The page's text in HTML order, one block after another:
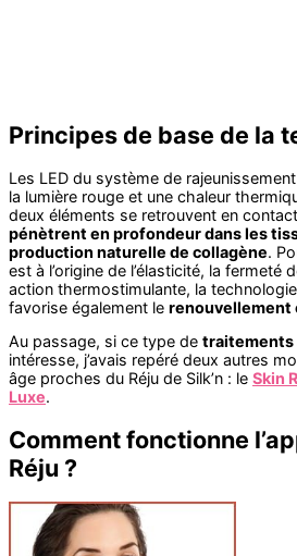
Principes de base de la
Les LED du système de
la lumière rouge et une chaleur
deux éléments se retrouvent en
pénètrent en profondeur dans les
production naturelle de collagène.
est à l’origine de l’élasticité, la fermeté
action thermostimulante, la
favorise également le renouvellement
Au passage, si ce type de traitements
intéresse, j’avais repéré deux autres
âge proches du Réju de Silk’n : le Skin
Luxe.
Comment fonctionne
Réju ?